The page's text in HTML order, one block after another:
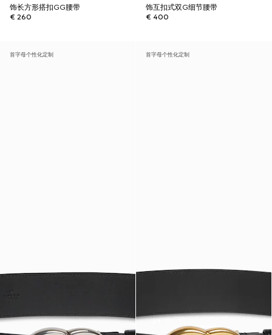
饰长方形搭扣GG腰带
€ 260
饰互扣式双G细节腰带
€ 400
首字母个性化定制 首字母个性化定制